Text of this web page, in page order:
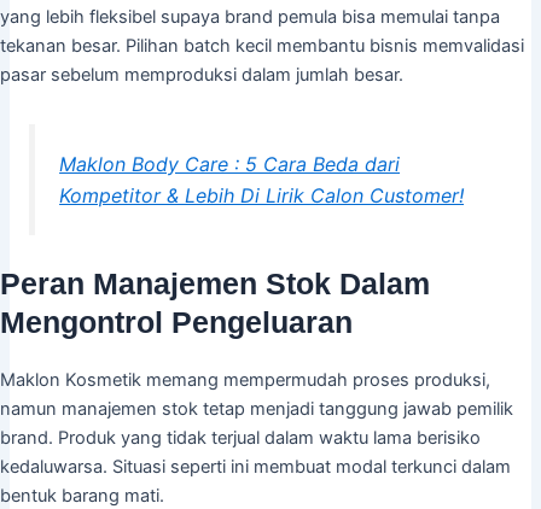
yang lebih fleksibel supaya brand pemula bisa memulai tanpa
tekanan besar. Pilihan batch kecil membantu bisnis memvalidasi
pasar sebelum memproduksi dalam jumlah besar.
Maklon Body Care : 5 Cara Beda dari
Kompetitor & Lebih Di Lirik Calon Customer!
Peran Manajemen Stok Dalam
Mengontrol Pengeluaran
Maklon Kosmetik memang mempermudah proses produksi,
namun manajemen stok tetap menjadi tanggung jawab pemilik
brand. Produk yang tidak terjual dalam waktu lama berisiko
kedaluwarsa. Situasi seperti ini membuat modal terkunci dalam
bentuk barang mati.